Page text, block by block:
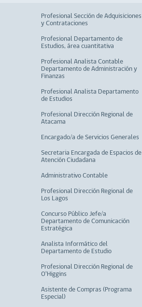
Profesional Sección de Adquisiciones
y Contrataciones
Profesional Departamento de
Estudios, área cuantitativa
Profesional Analista Contable
Departamento de Administración y
Finanzas
Profesional Analista Departamento
de Estudios
Profesional Dirección Regional de
Atacama
Encargado/a de Servicios Generales
Secretaria Encargada de Espacios de
Atención Ciudadana
Administrativo Contable
Profesional Dirección Regional de
Los Lagos
Concurso Público Jefe/a
Departamento de Comunicación
Estratégica
Analista Informático del
Departamento de Estudio
Profesional Dirección Regional de
O'Higgins
Asistente de Compras (Programa
Especial)